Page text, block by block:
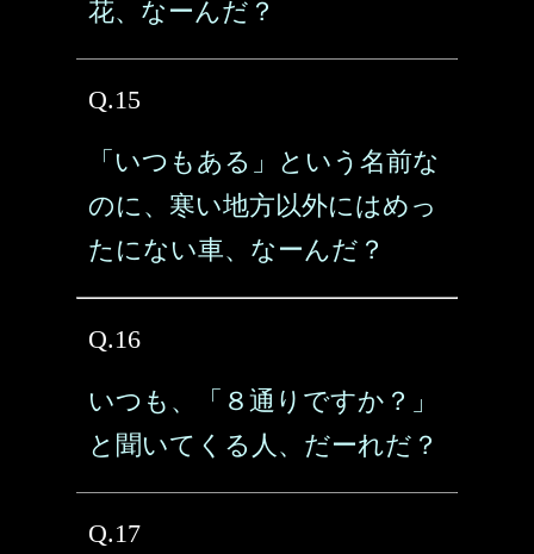
花、なーんだ？
Q.15
「いつもある」という名前な
のに、寒い地方以外にはめっ
たにない車、なーんだ？
Q.16
いつも、「８通りですか？」
と聞いてくる人、だーれだ？
Q.17